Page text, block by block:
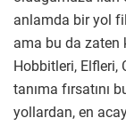
anlamda bir yol
ama bu da
Hobbitleri, Elfleri,
tanıma fırsatını
yollardan, en